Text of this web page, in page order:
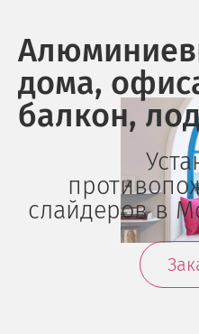
дома,
балкон,
слайдеров в